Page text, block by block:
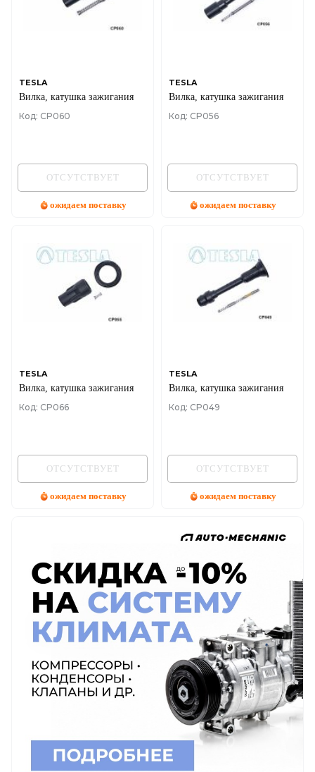
TESLA
Вилка, катушка зажигания
Код: CP060
ОТСУТСТВУЕТ
ожидаем поставку
TESLA
Вилка, катушка зажигания
Код: CP056
ОТСУТСТВУЕТ
ожидаем поставку
TESLA
Вилка, катушка зажигания
Код: CP066
ОТСУТСТВУЕТ
ожидаем поставку
TESLA
Вилка, катушка зажигания
Код: CP049
ОТСУТСТВУЕТ
ожидаем поставку